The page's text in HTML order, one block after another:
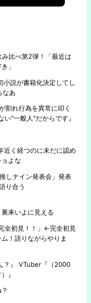
み比べ第2弾！「最近は
」
小説が書籍化決定してし
なあ
割れ行為を異常に叩く
"一般人"だからです』
近く経つのに未だに認め
よな
しナイン発表会」発表
り合う
来いよに見える
全初見！！」←完全初見
！語りながらやりま
？』 VTuber『（2000
』